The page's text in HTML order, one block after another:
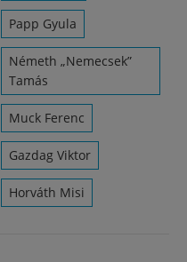
Papp Gyula
Németh „Nemecsek”
Tamás
Muck Ferenc
Gazdag Viktor
Horváth Misi